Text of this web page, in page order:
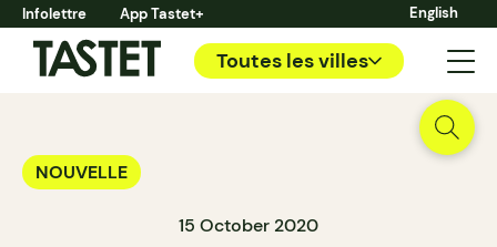
Infolettre App Tastet+ English
Toutes les villes
NOUVELLE
15 October 2020